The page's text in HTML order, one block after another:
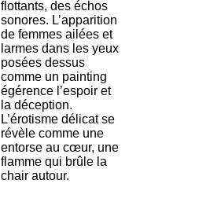
flottants, des échos
sonores. L’apparition
de femmes ailées et
larmes dans les yeux
posées dessus
comme un painting
égérence l’espoir et
la déception.
L’érotisme délicat se
révèle comme une
entorse au cœur, une
flamme qui brûle la
chair autour.